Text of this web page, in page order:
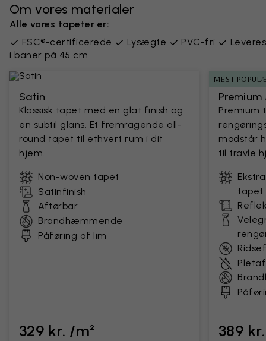
Om vores materialer
Alle vores tapeter er:
FSC®-certificerede
Lysægte PVC-fri
Leveres
i baner på 45 cm
Satin
Klassisk tapet med en glat finish og
en subtil glans. Et fremragende all-
round tapet til ethvert rum i dit
hjem.
Non-woven tapet
Satinfinish
Aftørbar
Brandhæmmende
Påføring af lim
329 kr. /m²
MEST
Premium
modstår
til travle
tapet
389